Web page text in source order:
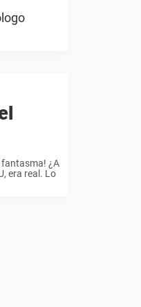
fantasma! ¿A
era real. Lo